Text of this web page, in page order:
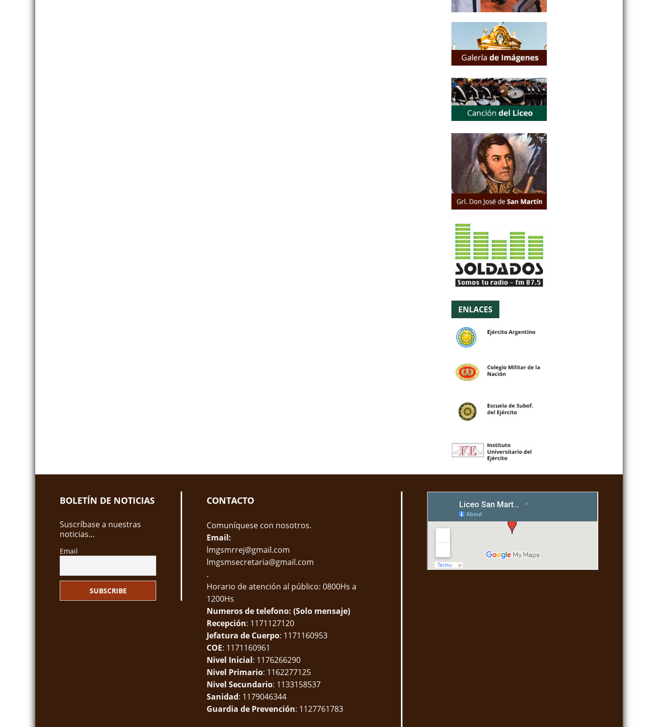
ENLACES
BOLETÍN DE NOTICIAS
Suscríbase a nuestras
noticias...
Email
CONTACTO
Comuníquese con nosotros.
Email:
lmgsmrrej@gmail.com
lmgsmsecretaria@gmail.com
.
Horario de atención al público: 0800Hs a
1200Hs
Numeros de telefono: (Solo mensaje)
Recepción: 1171127120
Jefatura de Cuerpo: 1171160953
COE: 1171160961
Nivel Inicial: 1176266290
Nivel Primario: 1162277125
Nivel Secundario: 1133158537
Sanidad: 1179046344
Guardia de Prevención: 1127761783